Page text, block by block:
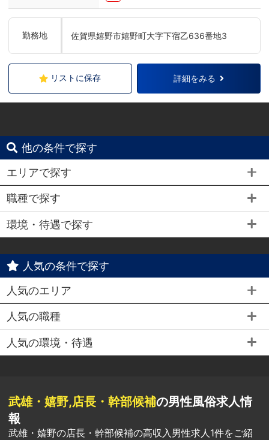
勤務地 佐賀県嬉野市嬉野町大字下宿乙636番地3
リストに保存 詳細をみる
他の条件で探す
エリアで探す
職種で探す
環境・待遇で探す
人気の条件で探す
人気のエリア
人気の職種
人気の環境・待遇
武雄・嬉野,店長・幹部候補の男性風俗求人情
報
武雄・嬉野の店長・幹部候補の高収入男性求人1件をご紹